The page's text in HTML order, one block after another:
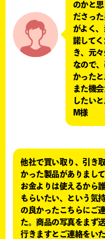
のかと
ださっ
がよく
諾して
き、元
なので
かったと
また機
したいと
M様
他社で買い取り、引き
かった製品がありまして
お金よりは使えるから
もらいたい、という気
の良かったこちらにご
た。商品の写真をまず
行きますとご連絡をい